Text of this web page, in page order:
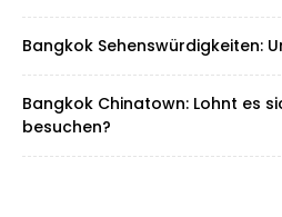
Bangkok Sehenswürdigkeiten:
Bangkok Chinatown: Lohnt es
besuchen?